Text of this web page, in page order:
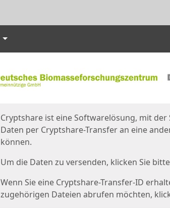
Sprachen
Cryptshare ist eine Softwarelösung, mit der
Daten per Cryptshare-Transfer an eine
können.
Um die Daten zu versenden, klicken Sie bitte
Wenn Sie eine Cryptshare-Transfer-ID
zugehörigen Dateien abrufen möchten,